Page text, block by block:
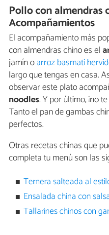
Pollo con almendras
Acompañamientos
El acompañamiento más
con almendras chino es el
jamín oarroz basmati
largo que tengas en casa.
observar este plato
noodles. Y por último, ¡no
Tanto el pan de gambas
perfectos.
Otras recetas chinas que
completa tu menú son las
Ternera salteada al
Ensalada china con
Tallarines chinos con